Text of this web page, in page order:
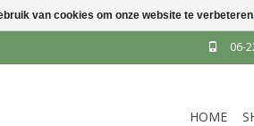
06-
HOME
van cookies om onze website te